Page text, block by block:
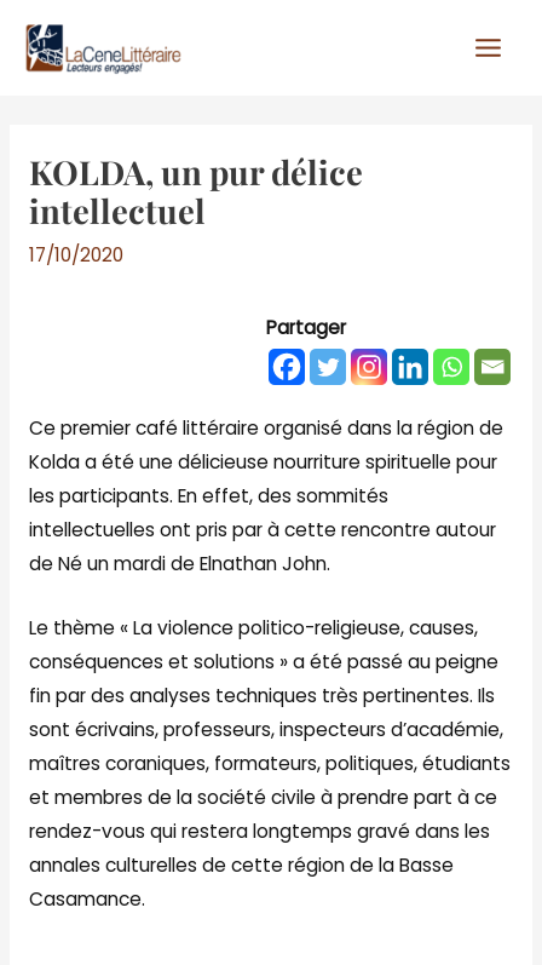
KOLDA, un pur délice
intellectuel
17/10/2020
Partager
Ce premier café littéraire organisé dans la région de
Kolda a été une délicieuse nourriture spirituelle pour
les participants. En effet, des sommités
intellectuelles ont pris par à cette rencontre autour
de Né un mardi de Elnathan John.
Le thème « La violence politico-religieuse, causes,
conséquences et solutions » a été passé au peigne
fin par des analyses techniques très pertinentes. Ils
sont écrivains, professeurs, inspecteurs d’académie,
maîtres coraniques, formateurs, politiques, étudiants
et membres de la société civile à prendre part à ce
rendez-vous qui restera longtemps gravé dans les
annales culturelles de cette région de la Basse
Casamance.